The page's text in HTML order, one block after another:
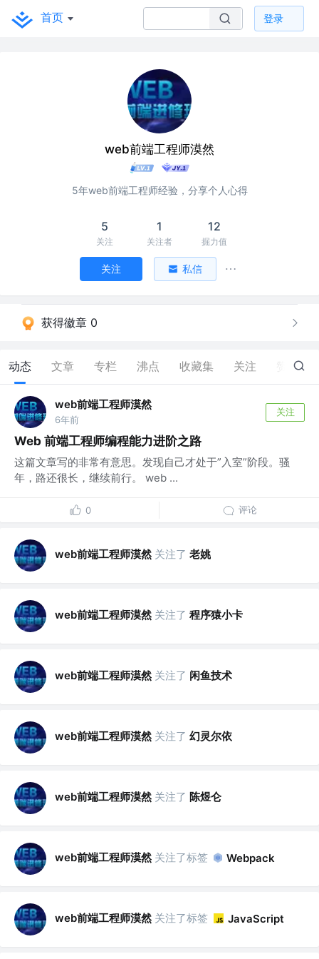
首页 登录
web前端工程师漠然
5年web前端工程师经验，分享个人心得
5
关注
1
关注者
12
掘力值
关注 私信
获得徽章 0
动态 文章 专栏 沸点 收藏集 关注 0
web前端工程师漠然
6年前
关注
Web 前端工程师编程能力进阶之路
这篇文章写的非常有意思。发现自己才处于”入室”阶段。骚
年，路还很长，继续前行。 web ...
0 评论
web前端工程师漠然 关注了 老姚
web前端工程师漠然 关注了 程序猿小卡
web前端工程师漠然 关注了 闲鱼技术
web前端工程师漠然 关注了 幻灵尔依
web前端工程师漠然 关注了 陈煜仑
web前端工程师漠然 关注了标签 Webpack
web前端工程师漠然 关注了标签 JavaScript